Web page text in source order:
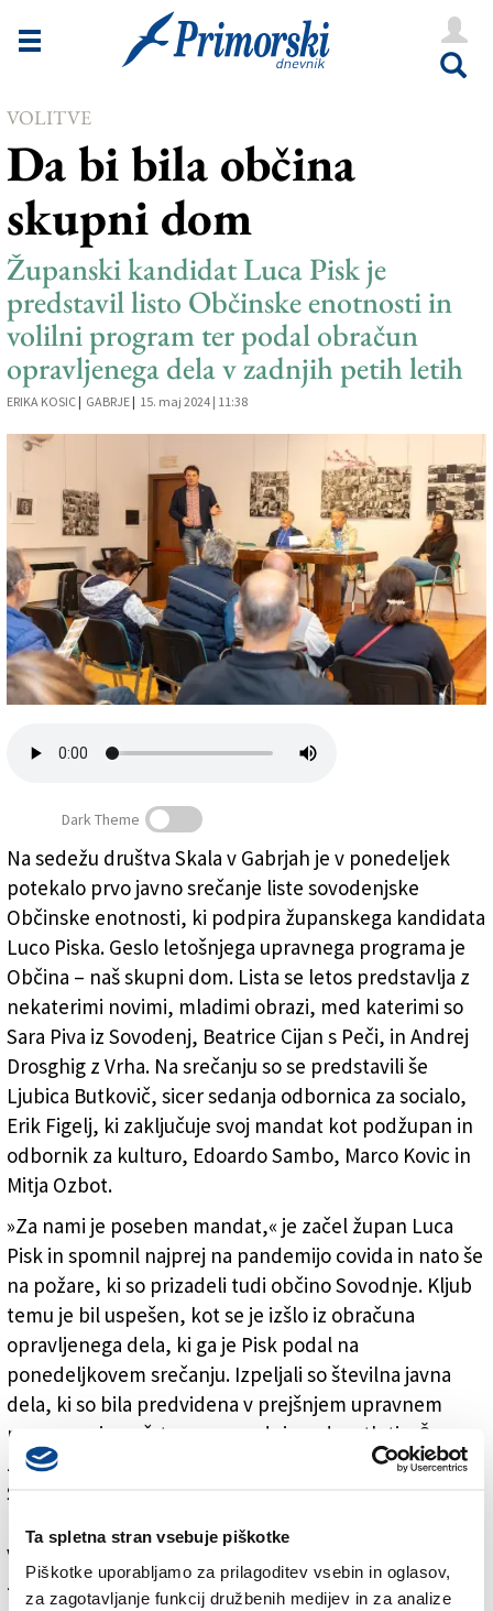
Ta spletna stran vsebuje piškotke
Piškotke uporabljamo za prilagoditev vsebin in oglasov,
za zagotavljanje funkcij družbenih medijev in za analize
Novice
Goriška
Kultura
Šport
Še
Vreme
V Kioskih
Uredništvo
Založnik
Zadruga PD
Naročnine
VOLITVE
Da bi bila občina
skupni dom
Županski kandidat Luca Pisk je
predstavil listo Občinske enotnosti in
volilni program ter podal obračun
opravljenega dela v zadnjih petih letih
ERIKA KOSIC | GABRJE | 15. maj 2024 | 11:38
Na prvem srečanju liste sovodenjske Občinske
enotnosti v Gabrjah (BUMBACA)
Dark Theme
Na sedežu društva Skala v Gabrjah je v ponedeljek
potekalo prvo javno srečanje liste sovodenjske
Občinske enotnosti, ki podpira županskega kandidata
Luco Piska. Geslo letošnjega upravnega programa je
Občina – naš skupni dom. Lista se letos predstavlja z
nekaterimi novimi, mladimi obrazi, med katerimi so
Sara Piva iz Sovodenj, Beatrice Cijan s Peči, in Andrej
Drosghig z Vrha. Na srečanju so se predstavili še
Ljubica Butkovič, sicer sedanja odbornica za socialo,
Erik Figelj, ki zaključuje svoj mandat kot podžupan in
odbornik za kulturo, Edoardo Sambo, Marco Kovic in
Mitja Ozbot.
»Za nami je poseben mandat,« je začel župan Luca
Pisk in spomnil najprej na pandemijo covida in nato še
na požare, ki so prizadeli tudi občino Sovodnje. Kljub
temu je bil uspešen, kot se je izšlo iz obračuna
opravljenega dela, ki ga je Pisk podal na
ponedeljkovem srečanju. Izpeljali so številna javna
dela, ki so bila predvidena v prejšnjem upravnem
programu in načrtovana v zadnjem desetletju. Še
zlasti izstopata gradnja nove osnovne šole v
Sovodnjah in gradnja vrtca, ki se dokončuje v teh
višini enega milijona evrov, ki bodo med drugim
zadevala protipotresni poseg na občinski stavbi,